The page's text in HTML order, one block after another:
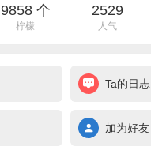
9858 个
柠檬
2529
人气
Ta的日志
加为好友